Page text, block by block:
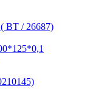
ВТ / 26687)